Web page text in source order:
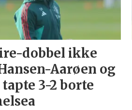
dobbel ikke
Aarøen og
3-2 borte